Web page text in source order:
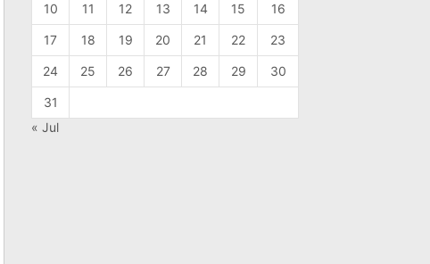
10 11 12 13 14 15 16
17 18 19 20 21 22 23
24 25 26 27 28 29 30
31
« Jul